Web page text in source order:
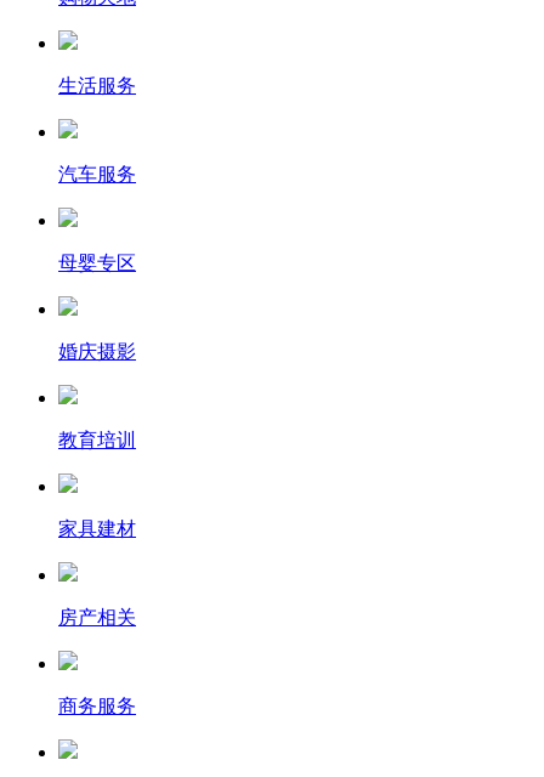
生活服务
汽车服务
母婴专区
婚庆摄影
教育培训
家具建材
房产相关
商务服务